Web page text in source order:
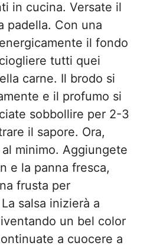
in cucina. Versate il
padella. Con una
il fondo
tutti quei
carne. Il brodo si
e il profumo si
sobbollire per 2-3
il sapore. Ora,
minimo. Aggiungete
e la panna fresca,
frusta per
salsa inizierà a
un bel color
a cuocere a